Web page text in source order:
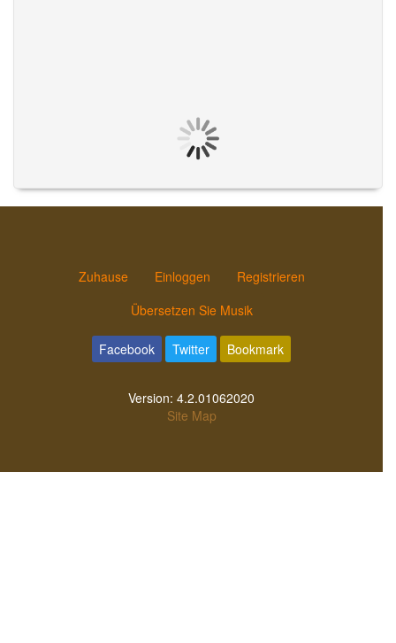
Zuhause Einloggen
Registrieren
Übersetzen Sie Musik
Facebook Twitter Bookmark
Version: 4.2.01062020
Site Map